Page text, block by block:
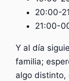
20:00-
21:00-
Y al día
familia;
algo distinto,